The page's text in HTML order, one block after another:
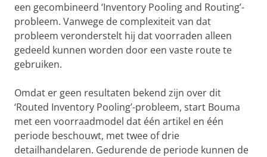
een gecombineerd ‘Inventory Pooling and Routing’-
probleem. Vanwege de complexiteit van dat
probleem veronderstelt hij dat voorraden alleen
gedeeld kunnen worden door een vaste route te
gebruiken.
Omdat er geen resultaten bekend zijn over dit
‘Routed Inventory Pooling’-probleem, start Bouma
met een voorraadmodel dat één artikel en één
periode beschouwt, met twee of drie
detailhandelaren. Gedurende de periode kunnen de